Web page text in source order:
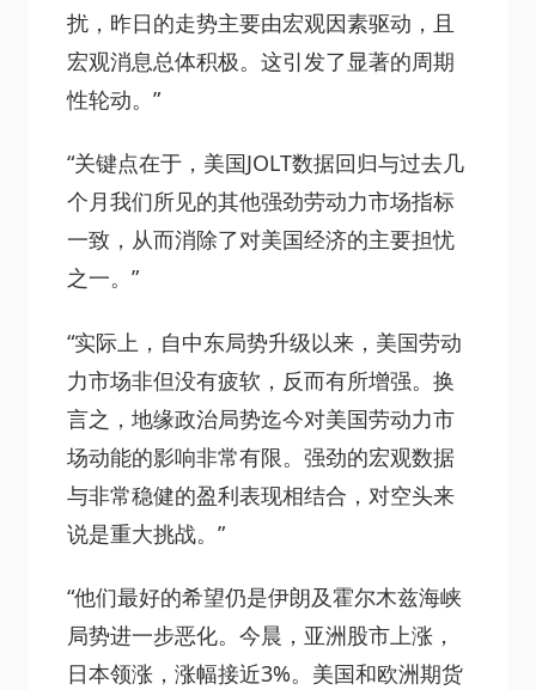
扰，昨日的走势主要由宏观因素驱动，且
宏观消息总体积极。这引发了显著的周期
性轮动。”
“关键点在于，美国JOLT数据回归与过去几
个月我们所见的其他强劲劳动力市场指标
一致，从而消除了对美国经济的主要担忧
之一。”
“实际上，自中东局势升级以来，美国劳动
力市场非但没有疲软，反而有所增强。换
言之，地缘政治局势迄今对美国劳动力市
场动能的影响非常有限。强劲的宏观数据
与非常稳健的盈利表现相结合，对空头来
说是重大挑战。”
“他们最好的希望仍是伊朗及霍尔木兹海峡
局势进一步恶化。今晨，亚洲股市上涨，
日本领涨，涨幅接近3%。美国和欧洲期货